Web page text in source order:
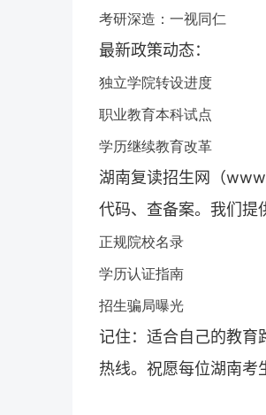
考研深造：一视同仁
最新政策动态：
独立学院转设进度
职业教育本科试点
学历继续教育改革
湖南复读招生网 （
代码、查备案。我们提
正规院校名录
学历认证指南
招生骗局曝光
记住：适合自己的教育
热线。祝愿每位湖南考